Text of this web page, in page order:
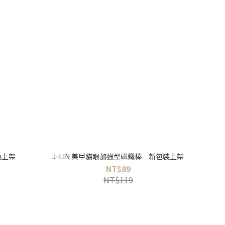
架 J-LIN 美甲貓眼加強型磁鐵棒＿新包裝上架
NT$89
NT$119